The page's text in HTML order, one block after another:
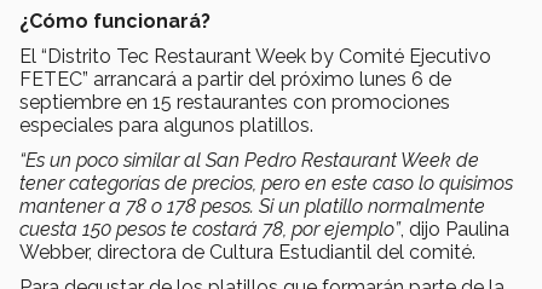
¿Cómo funcionará?
El “Distrito Tec Restaurant Week by Comité Ejecutivo
FETEC” arrancará a partir del próximo lunes 6 de
septiembre en 15 restaurantes con promociones
especiales para algunos platillos.
“Es un poco similar al San Pedro Restaurant Week de
tener categorías de precios, pero en este caso lo quisimos
mantener a 78 o 178 pesos. Si un platillo normalmente
cuesta 150 pesos te costará 78, por ejemplo”, dijo Paulina
Webber, directora de Cultura Estudiantil del comité.